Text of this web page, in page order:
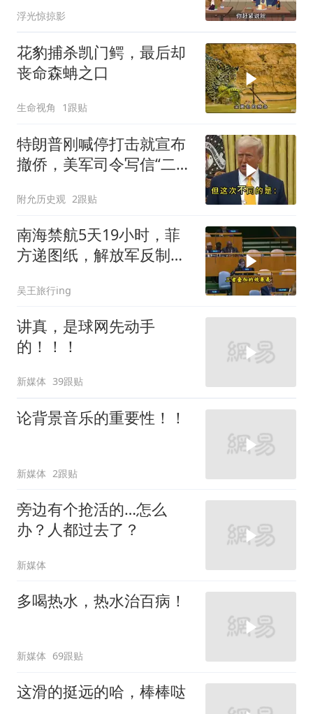
浮光惊掠影
花豹捕杀凯门鳄，最后却
丧命森蚺之口
生命视角 1跟贴
特朗普刚喊停打击就宣布
撤侨，美军司令写信“二选
吗？
附允历史观 2跟贴
南海禁航5天19小时，菲
方递图纸，解放军反制组
吴王旅行ing
讲真，是球网先动手
的！！！
新媒体 39跟贴
论背景音乐的重要性！！
新媒体 2跟贴
旁边有个抢活的…怎么
办？人都过去了？
新媒体
多喝热水，热水治百病！
新媒体 69跟贴
这滑的挺远的哈，棒棒哒